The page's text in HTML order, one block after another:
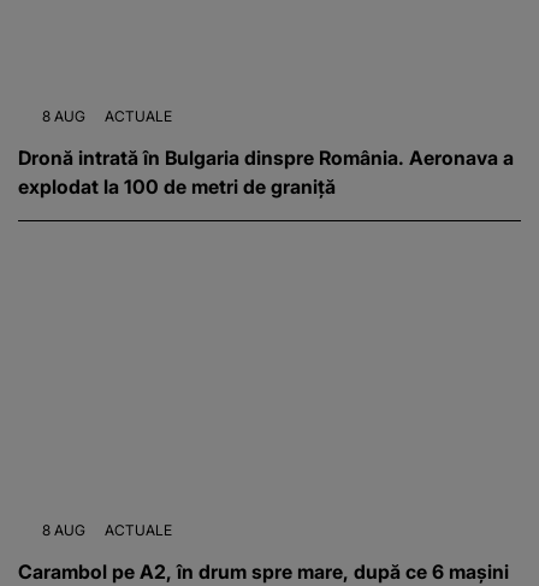
8 AUG ACTUALE
Dronă intrată în Bulgaria dinspre România. Aeronava a
explodat la 100 de metri de graniță
8 AUG ACTUALE
Carambol pe A2, în drum spre mare, după ce 6 mașini